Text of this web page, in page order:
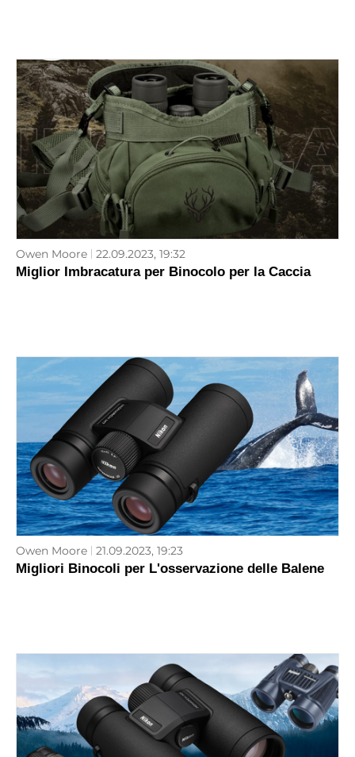
Owen Moore 22.09.2023, 19:32
Miglior Imbracatura per Binocolo per la Caccia
Owen Moore 21.09.2023, 19:23
Migliori Binocoli per L'osservazione delle Balene